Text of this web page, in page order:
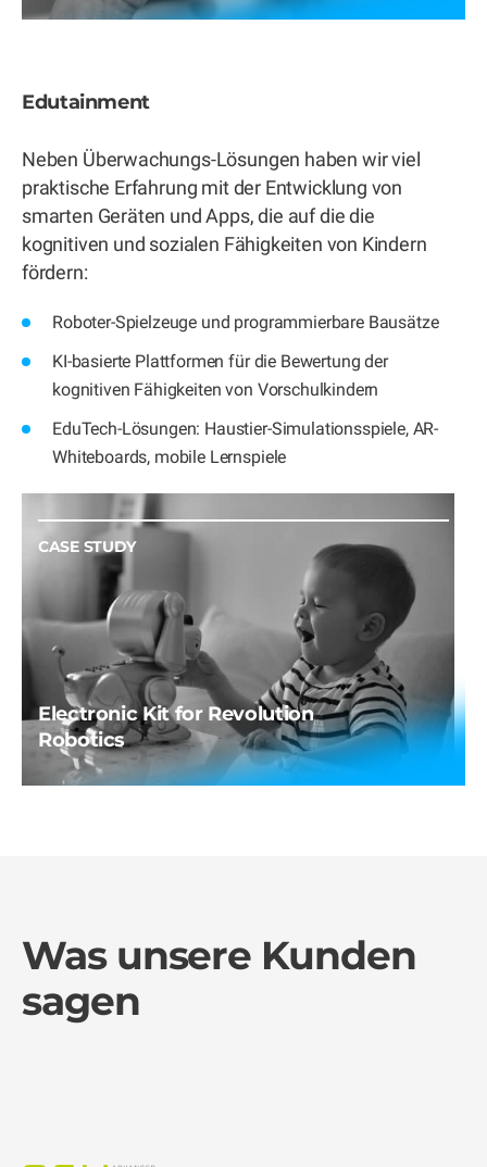
Edutainment
Neben Überwachungs-Lösungen haben wir viel
praktische Erfahrung mit der Entwicklung von
smarten Geräten und Apps, die auf die die
kognitiven und sozialen Fähigkeiten von Kindern
fördern:
Roboter-Spielzeuge und programmierbare Bausätze
KI-basierte Plattformen für die Bewertung der
kognitiven Fähigkeiten von Vorschulkindern
EduTech-Lösungen: Haustier-Simulationsspiele, AR-
Whiteboards, mobile Lernspiele
CASE STUDY
Electronic Kit for Revolution
Robotics
Was unsere Kunden
sagen